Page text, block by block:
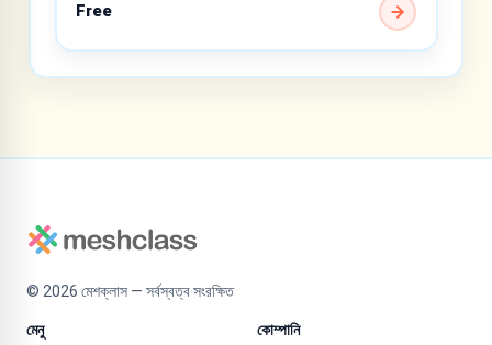
Free
© 2026 মেশক্লাস — সর্বস্বত্ব সংরক্ষিত
মেনু কোম্পানি